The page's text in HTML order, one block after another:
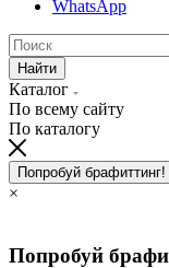
WhatsApp
Найти
Каталог
По всему сайту
По каталогу
Попробуй брафиттинг!
×
Попробуй